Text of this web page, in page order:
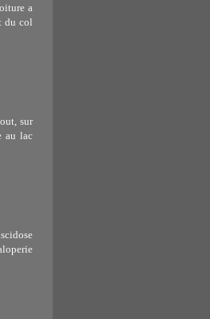
a
du col
sur
au lac